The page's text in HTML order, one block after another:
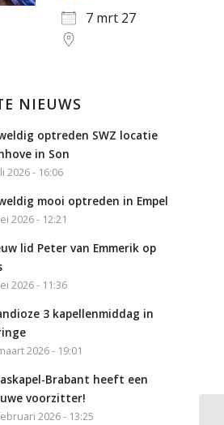
7 mrt 27
NIEUWS
optreden SWZ locatie
in Son
2026 - 16:06
mooi optreden in Empel
2026 - 12:21
lid Peter van Emmerik op
2026 - 11:36
3 kapellenmiddag in
2026 - 19:01
Brabant heeft een
voorzitter!
2026 - 13:25